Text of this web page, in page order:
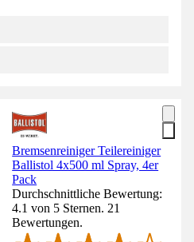
Bremsenreiniger Teilereiniger
Ballistol 4x500 ml Spray, 4er
Pack
Durchschnittliche Bewertung:
4.1 von 5 Sternen. 21
Bewertungen.